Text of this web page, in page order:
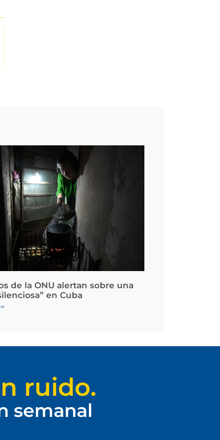
de la ONU alertan sobre una
en Cuba
ruido.
semanal